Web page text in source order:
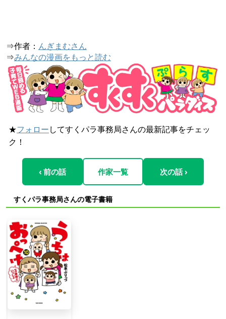
⇒作者： んぎまむさん
⇒みんなの漫画をもっと読む
★フォロー してすくパラ事務局さんの最新記事をチェッ
ク！
‹ 前の話 作家一覧 次の話 ›
すくパラ事務局さんの電子書籍